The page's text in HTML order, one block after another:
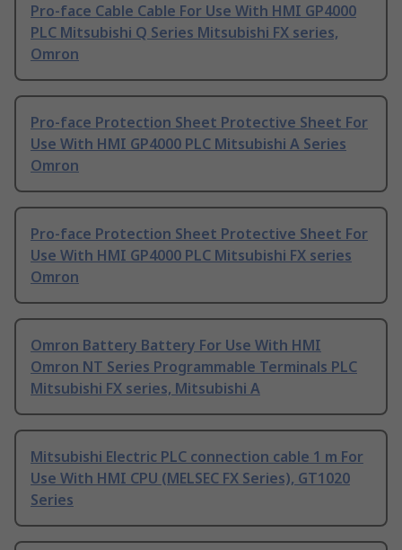
Pro-face Cable Cable For Use With HMI GP4000
PLC Mitsubishi Q Series Mitsubishi FX series,
Omron
Pro-face Protection Sheet Protective Sheet For
Use With HMI GP4000 PLC Mitsubishi A Series
Omron
Pro-face Protection Sheet Protective Sheet For
Use With HMI GP4000 PLC Mitsubishi FX series
Omron
Omron Battery Battery For Use With HMI
Omron NT Series Programmable Terminals PLC
Mitsubishi FX series, Mitsubishi A
Mitsubishi Electric PLC connection cable 1 m For
Use With HMI CPU (MELSEC FX Series), GT1020
Series